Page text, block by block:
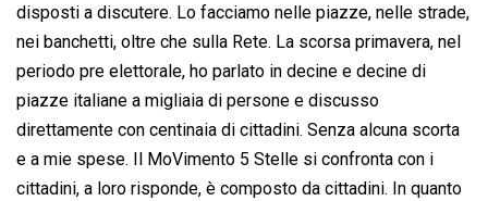
disposti a discutere. Lo facciamo nelle piazze, nelle strade,
nei banchetti, oltre che sulla Rete. La scorsa primavera, nel
periodo pre elettorale, ho parlato in decine e decine di
piazze italiane a migliaia di persone e discusso
direttamente con centinaia di cittadini. Senza alcuna scorta
e a mie spese. Il MoVimento 5 Stelle si confronta con i
cittadini, a loro risponde, è composto da cittadini. In quanto